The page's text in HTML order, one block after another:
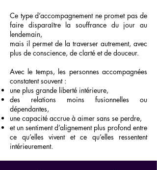
Ce type d’accompagnement ne promet pas de
faire disparaître la souffrance du jour au
lendemain,
mais il permet de la traverser autrement, avec
plus de conscience, de clarté et de douceur.
Avec le temps, les personnes accompagnées
constatent souvent :
une plus grande liberté intérieure,
des relations moins fusionnelles ou
dépendantes,
une capacité accrue à aimer sans se perdre,
et un sentiment d’alignement plus profond entre
ce qu’elles vivent et ce qu’elles ressentent
intérieurement.